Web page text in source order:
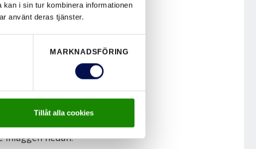
i sin tur kombinera informationen
använt deras tjänster.
MARKNADSFÖRING
Tillåt alla cookies
bostadsinnerdörrar
går att få målade
inläggen nedan.